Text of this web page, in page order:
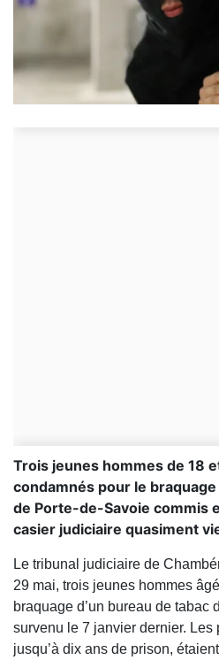
Trois jeunes hommes de 18
condamnés pour le braquage
de Porte-de-Savoie commis
casier judiciaire quasiment
Le tribunal judiciaire de
29 mai, trois jeunes hommes
braquage d’un bureau de tabac
survenu le 7 janvier dernier.
jusqu’à dix ans de prison,